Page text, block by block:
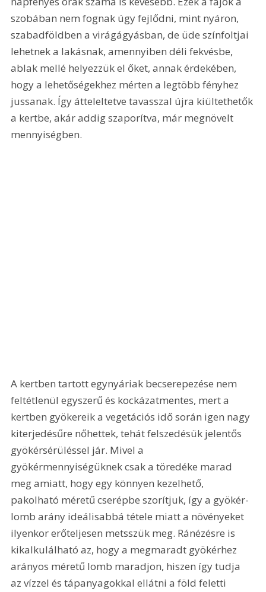
szobában nem fognak úgy fejlődni, mint nyáron,
szabadföldben a virágágyásban, de üde színfoltjai
lehetnek a lakásnak, amennyiben déli fekvésbe,
ablak mellé helyezzük el őket, annak érdekében,
hogy a lehetőségekhez mérten a legtöbb fényhez
jussanak. Így átteleltetve tavasszal újra kiültethetők
a kertbe, akár addig szaporítva, már megnövelt
mennyiségben.
A kertben tartott egynyáriak becserepezése nem
feltétlenül egyszerű és kockázatmentes, mert a
kertben gyökereik a vegetációs idő során igen nagy
kiterjedésűre nőhettek, tehát felszedésük jelentős
gyökérsérüléssel jár. Mivel a
gyökérmennyiségüknek csak a töredéke marad
meg amiatt, hogy egy könnyen kezelhető,
pakolható méretű cserépbe szorítjuk, így a gyökér-
lomb arány ideálisabbá tétele miatt a növényeket
ilyenkor erőteljesen metsszük meg. Ránézésre is
kikalkulálható az, hogy a megmaradt gyökérhez
arányos méretű lomb maradjon, hiszen így tudja
az vízzel és tápanyagokkal ellátni a föld feletti